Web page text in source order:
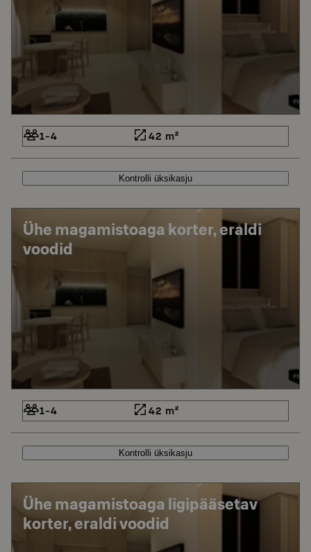
1-4 42 m²
Kontrolli üksikasju
Ühe magamistoaga korter, eraldi
voodid
1-4 42 m²
Kontrolli üksikasju
Ühe magamistoaga ligipääsetav
korter, eraldi voodid